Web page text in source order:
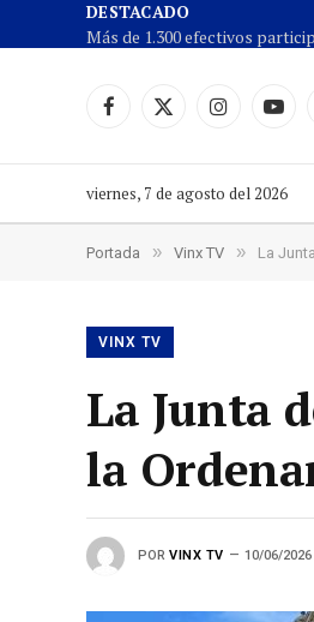
DESTACADO
Facebook
X
Instagram
viernes, 7 de agosto del 2026
Portada » Vinx TV » La
VINX TV
La Junta
la
POR VINX TV 10/06/2026